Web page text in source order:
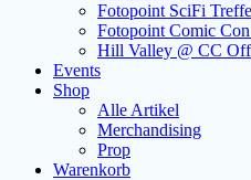
Fotopoint SciFi
Fotopoint Comic
Hill Valley @ CC
Events
Shop
Alle Artikel
Merchandising
Prop
Warenkorb